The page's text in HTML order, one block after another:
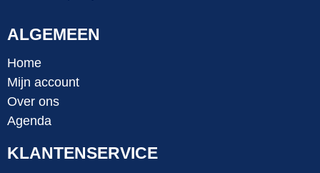
ALGEMEEN
Home
Mijn account
Over ons
Agenda
KLANTENSERVICE